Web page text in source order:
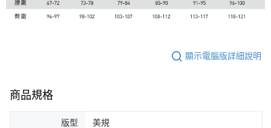
顯示電腦版詳細說明
商品規格
版型 美規